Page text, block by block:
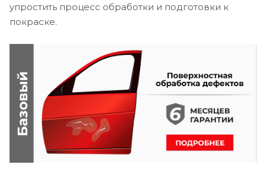
упростить процесс обработки и подготовки к
покраске.